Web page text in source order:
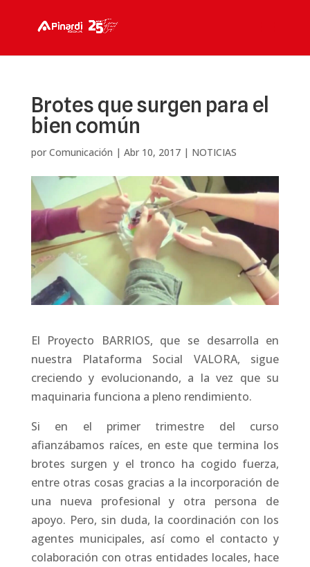
Brotes que surgen para el
bien común
por Comunicación | Abr 10, 2017| NOTICIAS
El Proyecto BARRIOS, que se desarrolla en
nuestra Plataforma Social VALORA, sigue
creciendo y evolucionando, a la vez que su
maquinaria funciona a pleno rendimiento.
Si en el primer trimestre del curso
afianzábamos raíces, en este que termina los
brotes surgen y el tronco ha cogido fuerza,
entre otras cosas gracias a la incorporación de
una nueva profesional y otra persona de
apoyo. Pero, sin duda, la coordinación con los
agentes municipales, así como el contacto y
colaboración con otras entidades locales, hace